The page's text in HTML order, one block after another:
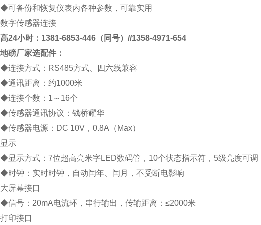
◆可备份和恢复仪表内各种参数，可靠实用
数字传感器连接
高24小时：1381-6853-446（同号）//1358-4971-654
地磅厂家选配件：
◆连接方式： RS485方式、四六线兼容
◆通讯距离：约1000米
◆连接个数： 1 ～ 16个
◆传感器通讯协议： 钱桥耀华
◆传感器电源： DC 10V， 0.8A （ Max）
显示
◆显示方式： 7位超高亮米字LED数码管， 10个状态指示符， 5级亮度可调
◆时钟：实时时钟，自动闰年、闰月，不受断电影响
大屏幕接口
◆信号： 20mA电流环，串行输出，传输距离： ≤2000米
打印接口